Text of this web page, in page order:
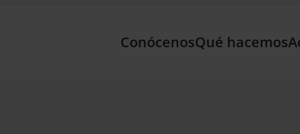
ConócenosQué hacemos